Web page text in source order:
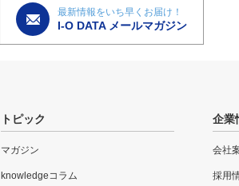
最新情報をいち早くお届け！
I-O DATA メールマガジン
トピック
マガジン
knowledgeコラム
企業
会社
採用